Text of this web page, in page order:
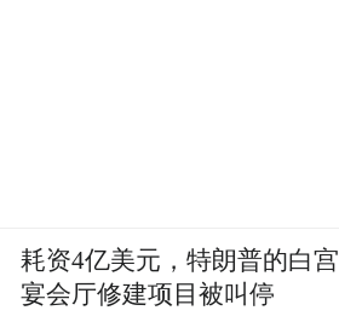
耗资4亿美元，特朗普的白宫
宴会厅修建项目被叫停